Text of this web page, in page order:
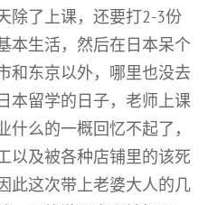
除了上课，还要打2-3份
本生活，然后在日本呆个
和东京以外，哪里也没去
本留学的日子，老师上课
么的一概回忆不起了，
以及被各种店铺里的该死
此这次带上老婆大人的几